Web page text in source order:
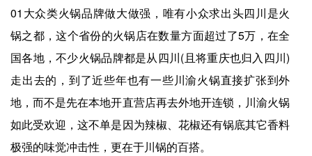
01大众类火锅品牌做大做强，唯有小众求出头四川是火
锅之都，这个省份的火锅店在数量方面超过了5万，在全
国各地，不少火锅品牌都是从四川(且将重庆也归入四川)
走出去的，到了近些年也有一些川渝火锅直接扩张到外
地，而不是先在本地开直营店再去外地开连锁，川渝火锅
如此受欢迎，这不单是因为辣椒、花椒还有锅底其它香料
极强的味觉冲击性，更在于川锅的百搭。